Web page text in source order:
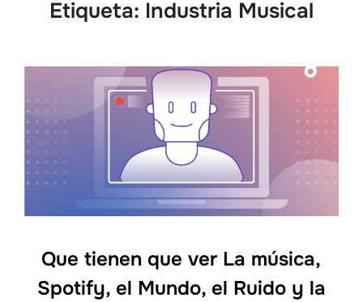
Etiqueta: Industria Musical
Que tienen que ver La música,
Spotify, el Mundo, el Ruido y la